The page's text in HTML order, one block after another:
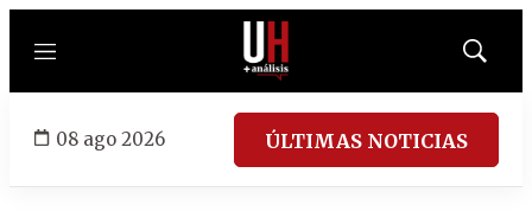
Menú
Mostrar
08 ago 2026 ÚLTIMAS NOTICIAS